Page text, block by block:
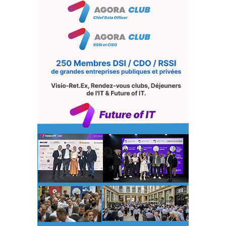
conformité renforcée pour les départements RH et
compliance, et surtout, une meilleure détection des
ransomwares. Rubrik analyse les anomalies sur OneDrive,
SharePoint et les emails, pour identifier les vecteurs
significatif, explique Nicolas Groh. Il y a quelque temps,
Microsoft a fusionné les OneDrive personnels et
professionnels sur les ordinateurs portables, qu’il s’agisse
de PC d’entreprise ou personnels. Cette intégration crée
des failles potentielles : une compromission à domicile peut
malheureusement entraîner une vulnérabilité pour
l’entreprise.
Face à ce type de risque, nous combinons nos solutions de
sauvegarde avec des indicateurs de compromission
provenant d’autres acteurs du marché. L’objectif est de
pouvoir alerter directement les équipes IT. Par exemple, si
un fichier suspect apparaît dans le OneDrive d’un